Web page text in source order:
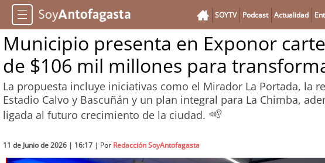
SOYTV Podcast Actualidad
Municipio presenta en Exponor
de $106 mil millones para
La propuesta incluye iniciativas como el Mirador La Portada, la
Estadio Calvo y Bascuñán y un plan integral para La Chimba,
ligada al futuro crecimiento de la ciudad.
11 de Junio de 2026 | 16:17 | Por Redacción SoyAntofagasta